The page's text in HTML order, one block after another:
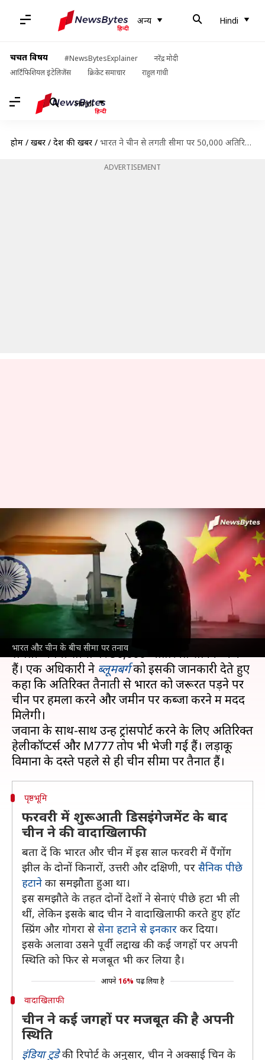
अन्य Hindi
चर्चित विषय #NewsBytesExplainer
नरेंद्र मोदी
आर्टिफिशियल इंटेलिजेंस
क्रिकेट समाचार राहुल गांधी
Hindi
होम / खबरें / देश की खबरें / भारत ने चीन से लगती सीमा पर 50,000 अतिरिक्त सैनिकों को तैनात किया- रिपोर्ट
ADVERTISEMENT
भारत औऱ चीन के बीच सीमा पर तनाव
भारत ने चीन से लगती सीमा पर
50,000 अतिरिक्त सैनिकों को तैनात
किया- रिपोर्ट
लेखन मुकुल तोमर Jun 29, 2021 03:56 pm
डिसइंगेजमेंट प्रक्रिया में गतिरोध के बीच भारत ने चीन से
लगती अपनी सीमा पर 50,000 अतिरिक्त सैनिक भेजे
हैं। एक अधिकारी ने ब्लूमबर्गको इसकी जानकारी देते हुए
कहा कि अतिरिक्त तैनाती से भारत को जरूरत पड़ने पर
चीन पर हमला करने और जमीन पर कब्जा करने में मदद
मिलेगी।
जवानों के साथ-साथ उन्हें ट्रांसपोर्ट करने के लिए अतिरिक्त
हेलीकॉप्टर्स और M777 तोपें भी भेजी गई हैं। लड़ाकू
पृष्ठभूमि
फरवरी में शुरूआती डिसइंगेजमेंट के बाद
चीन ने की वादाखिलाफी
बता दें कि भारत और चीन में इस साल फरवरी में पैंगोंग
झील के दोनों किनारों, उत्तरी और दक्षिणी, पर सैनिक पीछे
हटाने का समझौता हुआ था।
इस समझौते के तहत दोनों देशों ने सेनाएं पीछे हटा भी ली
थीं, लेकिन इसके बाद चीन ने वादाखिलाफी करते हुए हॉट
स्प्रिंग औऱ गोगरा सेसेना हटाने से इनकार कर दिया।
इसके अलावा उसने पूर्वी लद्दाख की कई जगहों पर अपनी
स्थिति को फिर से मजबूत भी कर लिया है।
आपने 16% पढ़ लिया है
वादाखिलाफी
चीन ने कई जगहों पर मजबूत की है अपनी
स्थिति
इंडिया टुडेकी रिपोर्ट के अनुसार, चीन ने अक्साई चिन के